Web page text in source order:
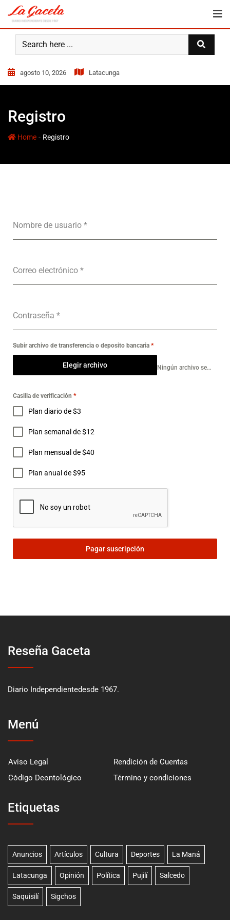
agosto 10, 2026 Latacunga
Registro
Home - Registro
Nombre de usuario *
Correo electrónico *
Contraseña *
Subir archivo de transferencia o deposito bancaria *
Elegir archivo Ningún archivo seleccionado
Casilla de verificación *
Plan diario de $3
Plan semanal de $12
Plan mensual de $40
Plan anual de $95
Pagar suscripción
Reseña Gaceta
Diario Independientedesde 1967.
Menú
Aviso Legal
Rendición de Cuentas
Código Deontológico
Término y condiciones
Etiquetas
Anuncios Artículos Cultura Deportes La Maná
Latacunga Opinión Política Pujilí Salcedo
Saquisilí Sigchos